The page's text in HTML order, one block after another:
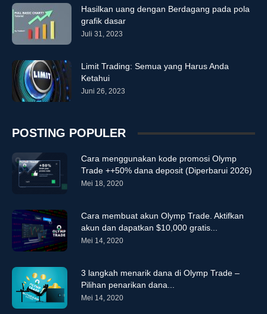
Hasilkan uang dengan Berdagang pada pola
grafik dasar
Juli 31, 2023
Limit Trading: Semua yang Harus Anda
Ketahui
Juni 26, 2023
POSTING POPULER
Cara menggunakan kode promosi Olymp
Trade ++50% dana deposit (Diperbarui 2026)
Mei 18, 2020
Cara membuat akun Olymp Trade. Aktifkan
akun dan dapatkan $10,000 gratis...
Mei 14, 2020
3 langkah menarik dana di Olymp Trade –
Pilihan penarikan dana...
Mei 14, 2020